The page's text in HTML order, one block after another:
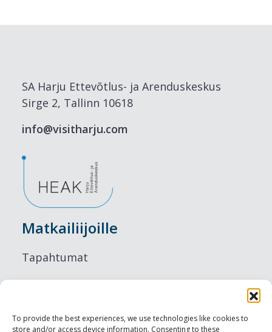
To provide the best experiences, we use technologies like cookies to
store and/or access device information. Consenting to these
SA Harju Ettevõtlus- ja Arenduskeskus
Sirge 2, Tallinn 10618
info@visitharju.com
Matkailiijoille
Tapahtumat
Ruokailu